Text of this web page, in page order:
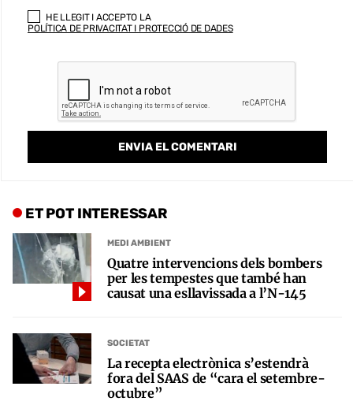
HE LLEGIT I ACCEPTO LA
POLÍTICA DE PRIVACITAT I PROTECCIÓ DE DADES
ET POT INTERESSAR
MEDI AMBIENT
Quatre intervencions dels bombers
per les tempestes que també han
causat una esllavissada a l’N-145
SOCIETAT
La recepta electrònica s’estendrà
fora del SAAS de “cara el setembre-
octubre”